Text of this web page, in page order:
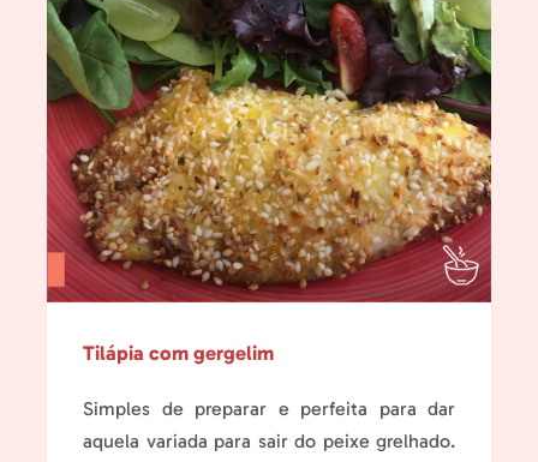
Tilápia com gergelim
Simples de preparar e perfeita para dar
aquela variada para sair do peixe grelhado.